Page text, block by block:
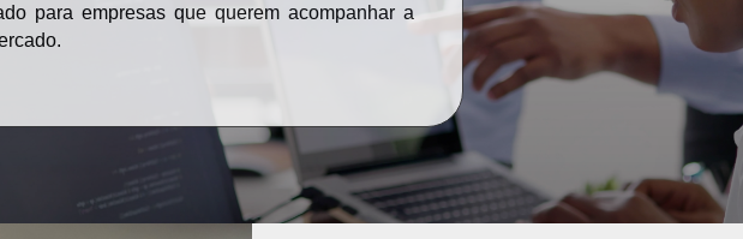
para empresas que querem acompanhar a